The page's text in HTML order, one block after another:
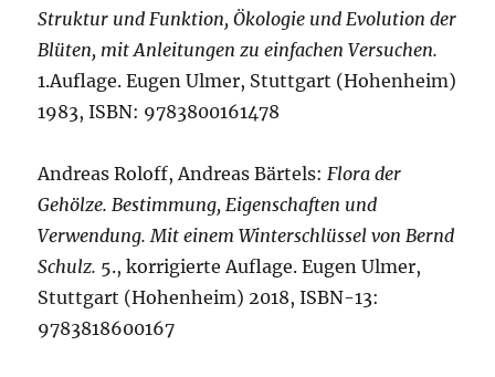
Struktur und Funktion, Ökologie und Evolution der
Blüten, mit Anleitungen zu einfachen Versuchen.
1.Auflage. Eugen Ulmer, Stuttgart (Hohenheim)
1983, ISBN: 9783800161478
Andreas Roloff, Andreas Bärtels: Flora der
Gehölze. Bestimmung, Eigenschaften und
Verwendung. Mit einem Winterschlüssel von Bernd
Schulz. 5., korrigierte Auflage. Eugen Ulmer,
Stuttgart (Hohenheim) 2018, ISBN-13:
9783818600167